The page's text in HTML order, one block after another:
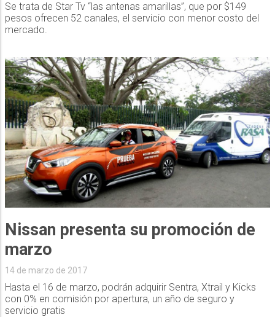
Se trata de Star Tv “las antenas amarillas”, que por $149
pesos ofrecen 52 canales, el servicio con menor costo del
mercado.
Nissan presenta su promoción de
marzo
14 de marzo de 2017
Hasta el 16 de marzo, podrán adquirir Sentra, Xtrail y Kicks
con 0% en comisión por apertura, un año de seguro y
servicio gratis